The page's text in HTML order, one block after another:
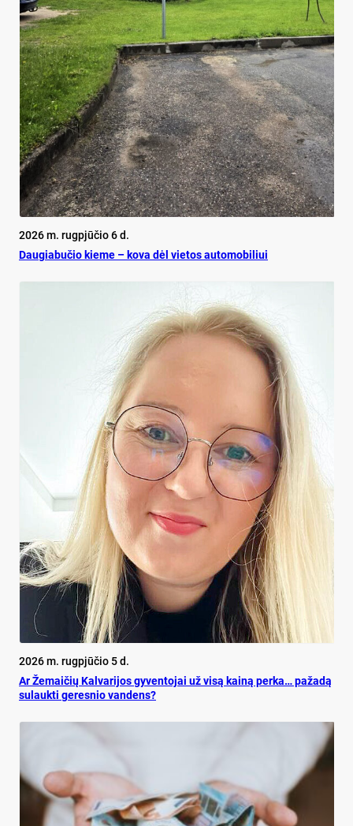
2026 m. rugpjūčio 6 d.
Dau­gia­bu­čio kie­me – ko­va dėl vie­tos au­to­mo­bi­liui
2026 m. rugpjūčio 5 d.
Ar Že­mai­čių Kal­va­ri­jos gy­ven­to­jai už vi­są kai­ną per­ka… pa­ža­dą
su­lauk­ti ge­res­nio van­dens?